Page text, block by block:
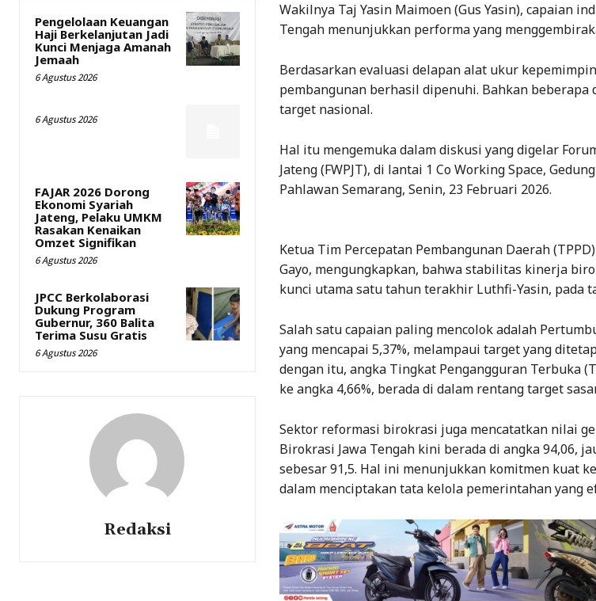
Pengelolaan Keuangan
Haji Berkelanjutan Jadi
Kunci Menjaga Amanah
Jemaah
6 Agustus 2026
6 Agustus 2026
FAJAR 2026 Dorong
Ekonomi Syariah
Jateng, Pelaku UMKM
Rasakan Kenaikan
Omzet Signifikan
6 Agustus 2026
JPCC Berkolaborasi
Dukung Program
Gubernur, 360 Balita
Terima Susu Gratis
6 Agustus 2026
Redaksi
Wakilnya Taj Yasin Maimoen (Gus Yasin), capaian
Tengah menunjukkan performa yang
Berdasarkan evaluasi delapan alat ukur
pembangunan berhasil dipenuhi. Bahkan beberapa
target nasional.
Hal itu mengemuka dalam diskusi yang digelar
Jateng (FWPJT), di lantai 1 Co Working Space,
Pahlawan Semarang, Senin, 23 Februari 2026.
Ketua Tim Percepatan Pembangunan Daerah
Gayo, mengungkapkan, bahwa stabilitas kinerja
kunci utama satu tahun terakhir Luthfi-Yasin, pada
Salah satu capaian paling mencolok adalah
yang mencapai 5,37%, melampaui target yang
dengan itu, angka Tingkat Pengangguran Terbuka
ke angka 4,66%, berada di dalam rentang target
Sektor reformasi birokrasi juga mencatatkan nilai
Birokrasi Jawa Tengah kini berada di angka 94,06,
sebesar 91,5. Hal ini menunjukkan komitmen kuat
dalam menciptakan tata kelola pemerintahan yang